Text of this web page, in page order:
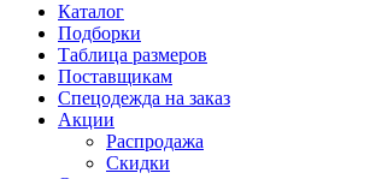
Каталог
Подборки
Таблица размеров
Поставщикам
Спецодежда на заказ
Акции
Распродажа
Скидки